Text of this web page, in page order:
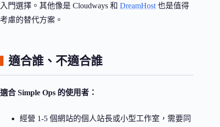
入門選擇。其他像是 Cloudways 和 DreamHost 也是值得
考慮的替代方案。
適合誰、不適合誰
適合 Simple Ops 的使用者：
經營 1-5 個網站的個人站長或小型工作室，需要同